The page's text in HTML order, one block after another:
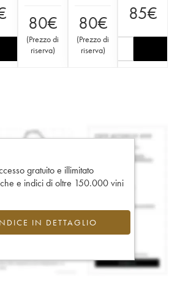
80€
(Prezzo di
riserva)
80€
(Prezzo di
riserva)
85€
gratuito e illimitato
e indici di oltre 150.000 vini
IN DETTAGLIO